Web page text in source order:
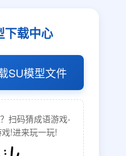
下载中心
SU模型文件
扫码猜成语游戏-
!进来玩一玩!